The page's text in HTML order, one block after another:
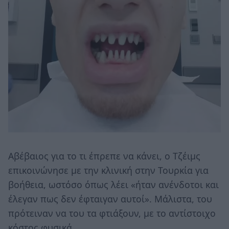
Αβέβαιος για το τι έπρεπε να κάνει, ο Τζέιμς
επικοινώνησε με την κλινική στην Τουρκία για
βοήθεια, ωστόσο όπως λέει «ήταν ανένδοτοι και
έλεγαν πως δεν έφταιγαν αυτοί». Μάλιστα, του
πρότειναν να του τα φτιάξουν, με το αντίστοιχο